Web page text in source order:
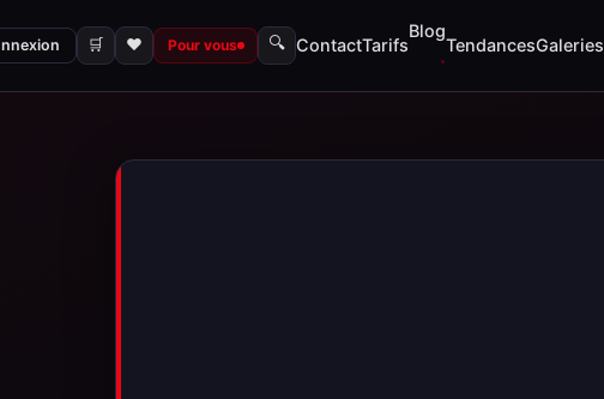
Galeries
Tendances
Blog
Tarifs
Contact
🔍
Pour vous
♥
🛒